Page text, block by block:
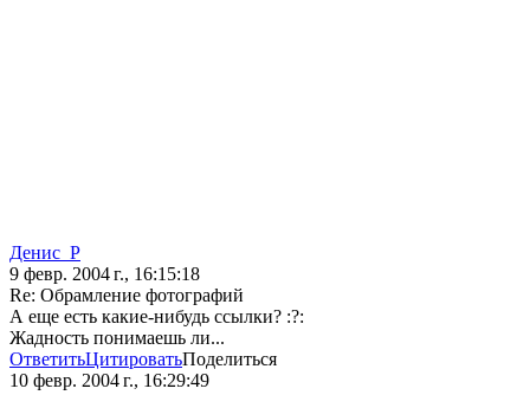
Денис_Р
9 февр. 2004 г., 16:15:18
Re: Обрамление фотографий
А еще есть какие-нибудь ссылки? :?:
Жадность понимаешь ли...
ОтветитьЦитироватьПоделиться
10 февр. 2004 г., 16:29:49